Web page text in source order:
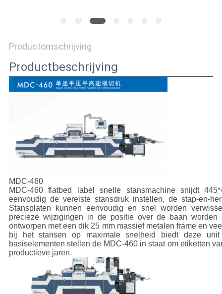
SITEMAP
PRIVACYBELEID
Productomschrijving
Productbeschrijving
MDC-460
MDC-460 flatbed label snelle stansmachine snijdt
eenvoudig de vereiste stansdruk instellen, de stap-en-
Stansplaten kunnen eenvoudig en snel worden
precieze wijzigingen in de positie over de baan worden
ontworpen met een dik 25 mm massief metalen frame en
bij het stansen op maximale snelheid biedt deze
basiselementen stellen de MDC-460 in staat om etiketten
productieve jaren.